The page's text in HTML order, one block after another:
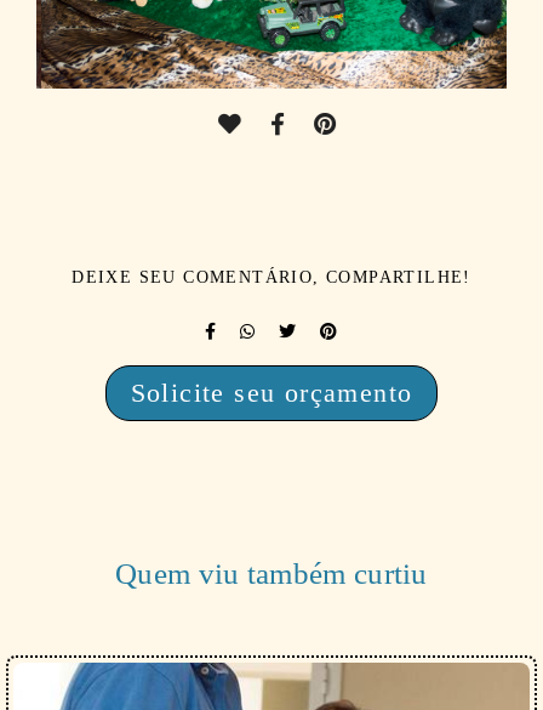
DEIXE SEU COMENTÁRIO, COMPARTILHE!
Solicite seu orçamento
Quem viu também curtiu